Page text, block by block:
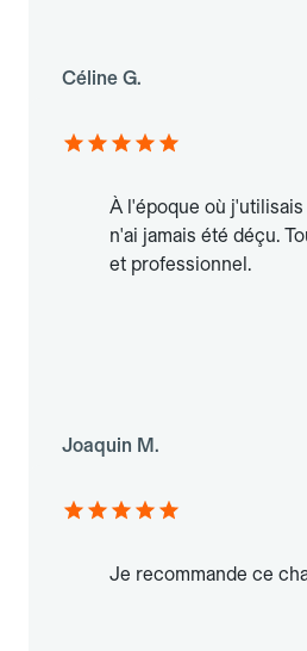
Céline G.
À l'époque où
n'ai jamais été déçu.
et professionnel.
Joaquin M.
Je recommande ce